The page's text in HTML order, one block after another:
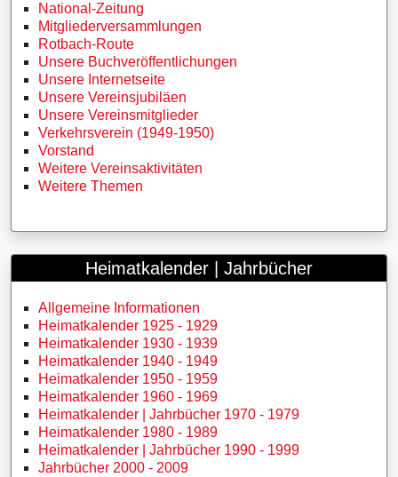
National-Zeitung
Mitgliederversammlungen
Rotbach-Route
Unsere Buchveröffentlichungen
Unsere Internetseite
Unsere Vereinsjubiläen
Unsere Vereinsmitglieder
Verkehrsverein (1949-1950)
Vorstand
Weitere Vereinsaktivitäten
Weitere Themen
Heimatkalender | Jahrbücher
Allgemeine Informationen
Heimatkalender 1925 - 1929
Heimatkalender 1930 - 1939
Heimatkalender 1940 - 1949
Heimatkalender 1950 - 1959
Heimatkalender 1960 - 1969
Heimatkalender | Jahrbücher 1970 - 1979
Heimatkalender 1980 - 1989
Heimatkalender | Jahrbücher 1990 - 1999
Jahrbücher 2000 - 2009